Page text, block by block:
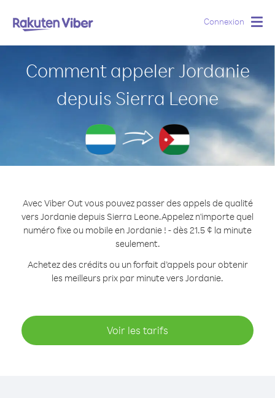
Connexion
Comment appeler Jordanie
depuis Sierra Leone
Avec Viber Out vous pouvez passer des appels de qualité
vers Jordanie depuis Sierra Leone.Appelez n'importe quel
numéro fixe ou mobile en Jordanie ! - dès 21.5 ¢ la minute
seulement.
Achetez des crédits ou un forfait d’appels pour obtenir
les meilleurs prix par minute vers Jordanie.
Voir les tarifs